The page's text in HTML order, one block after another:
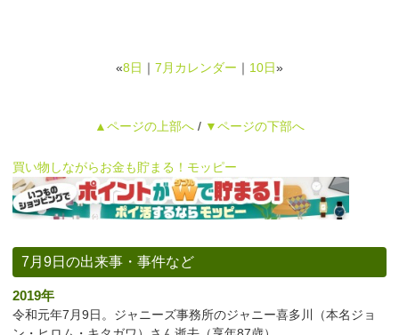
«8日 ｜ 7月カレンダー ｜ 10日»
▲ページの上部へ / ▼ページの下部へ
買い物しながらお金も貯まる！モッピー
7月9日の出来事・事件など
2019年
令和元年7月9日。ジャニーズ事務所のジャニー喜多川（本名ジョ